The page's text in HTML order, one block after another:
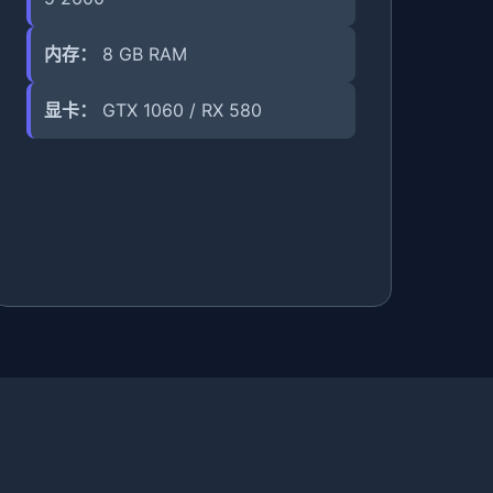
内存： 8 GB RAM
显卡： GTX 1060 / RX 580